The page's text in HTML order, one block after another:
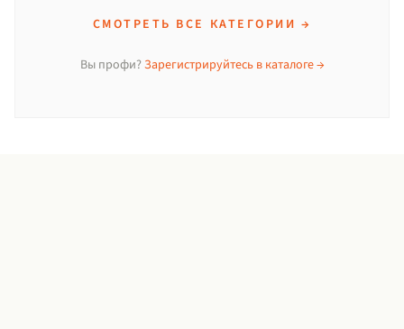
СМОТРЕТЬ ВСЕ КАТЕГОРИИ →
Вы профи?Зарегистрируйтесь в каталоге →